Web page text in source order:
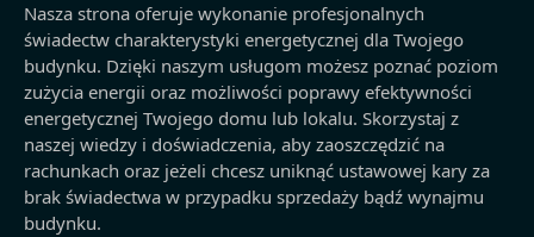
Nasza strona oferuje wykonanie profesjonalnych
świadectw charakterystyki energetycznej dla Twojego
budynku. Dzięki naszym usługom możesz poznać poziom
zużycia energii oraz możliwości poprawy efektywności
energetycznej Twojego domu lub lokalu. Skorzystaj z
naszej wiedzy i doświadczenia, aby zaoszczędzić na
rachunkach oraz jeżeli chcesz uniknąć ustawowej kary za
brak świadectwa w przypadku sprzedaży bądź wynajmu
budynku.